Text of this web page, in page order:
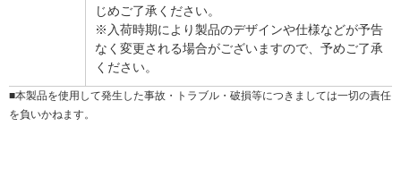
じめご了承ください。
※入荷時期により製品のデザインや仕様などが予告
なく変更される場合がございますので、予めご了承
ください。
■本製品を使用して発生した事故・トラブル・破損等につきましては一切の責任
を負いかねます。